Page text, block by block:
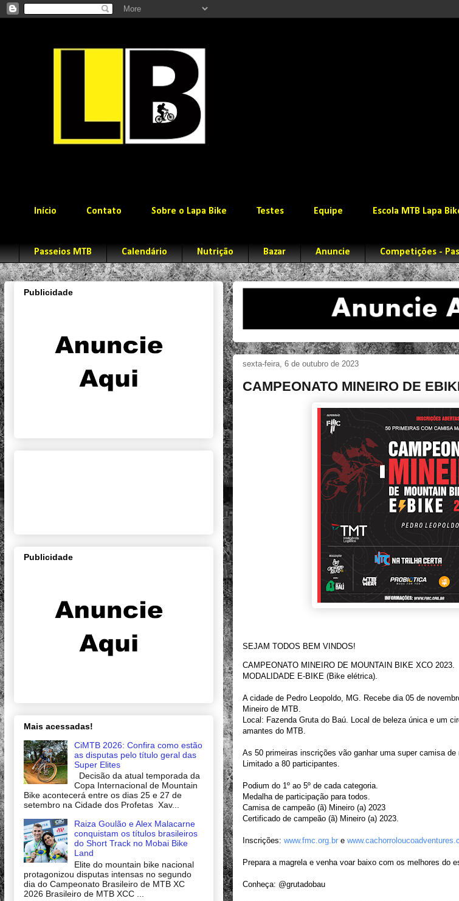
Início Contato Sobre o Lapa Bike Testes Equipe Escola MTB Lapa
Passeios MTB Calendário Nutrição Bazar Anuncie Competições -
sexta-feira, 6 de outubro de 2023
CAMPEONATO MINEIRO DE
SEJAM TODOS BEM VINDOS!
CAMPEONATO MINEIRO DE MOUNTAIN BIKE XCO 2023.
MODALIDADE E-BIKE (Bike elétrica).
A cidade de Pedro Leopoldo, MG. Recebe dia 05 de
Mineiro de MTB.
Local: Fazenda Gruta do Baú. Local de beleza única e um
amantes do MTB.
As 50 primeiras inscrições vão ganhar uma super camisa
Limitado a 80 participantes.
Podium do 1º ao 5º de cada categoria.
Medalha de participação para todos.
Camisa de campeão (ã) Mineiro (a) 2023
Certificado de campeão (ã) Mineiro (a) 2023.
Inscrições: www.fmc.org.br e www.cachorroloucoadventures.
Prepara a magrela e venha voar baixo com os melhores do
Conheça: @grutadobau
Publicidade
Publicidade
Mais acessadas!
CiMTB 2026: Confira como estão
as disputas pelo título geral das
Super Elites
Decisão da atual temporada da
Copa Internacional de Mountain
Bike acontecerá entre os dias 25 e 27 de
setembro na Cidade dos Profetas Xav...
Raiza Goulão e Alex Malacarne
conquistam os títulos brasileiros
do Short Track no Mobai Bike
Land
Elite do mountain bike nacional
protagonizou disputas intensas no segundo
dia do Campeonato Brasileiro de MTB XC
2026 Brasileiro de MTB XCC ...